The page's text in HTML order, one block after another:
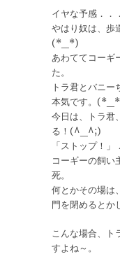
イヤな予感．．
やはり奴は、歩
(*_*)
あわててコーギ
た。
トラ君とバニー
本気です。(*_*)
今日は、トラ君
る！(^_^;)
「ストップ！」
コーギーの飼い
死。
何とかその場は
門を閉めるとか
こんな場合、ト
すよね～。